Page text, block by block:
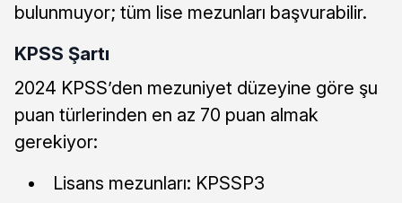
bulunmuyor; tüm lise mezunları başvurabilir.
KPSS Şartı
2024 KPSS’den mezuniyet düzeyine göre şu
puan türlerinden en az 70 puan almak
gerekiyor:
Lisans mezunları: KPSSP3